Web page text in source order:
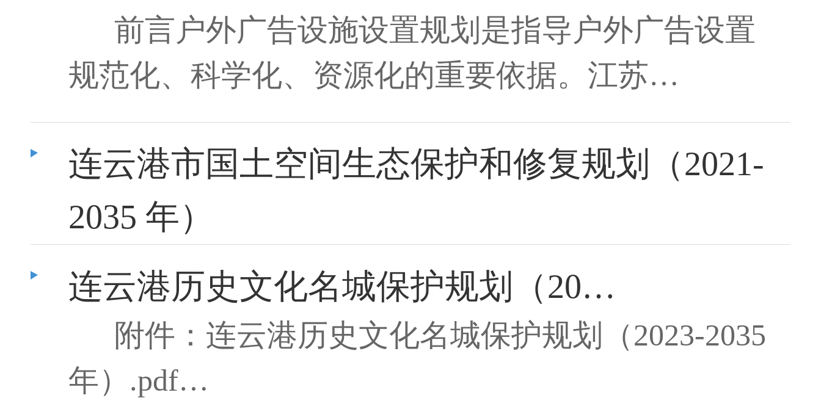
前言户外广告设施设置规划是指导户外广告设置
规范化、科学化、资源化的重要依据。江苏…
连云港市国土空间生态保护和修复规划（2021-
2035 年）
连云港历史文化名城保护规划（20…
附件：连云港历史文化名城保护规划（2023-2035
年）.pdf…